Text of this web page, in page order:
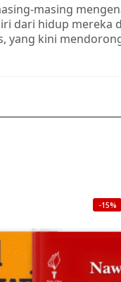
masing
dari hidup mereka
yang kini
-15%